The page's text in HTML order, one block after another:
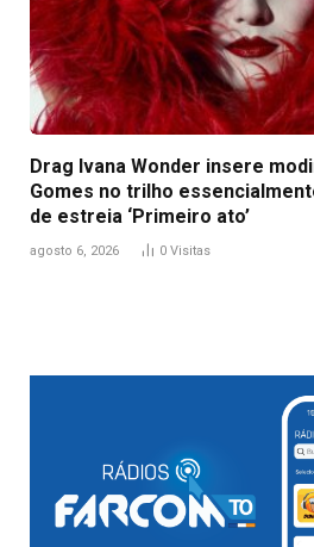
Drag Ivana Wonder insere
Gomes no trilho
de estreia ‘Primeiro ato’
agosto 6, 2026 0 Visitas